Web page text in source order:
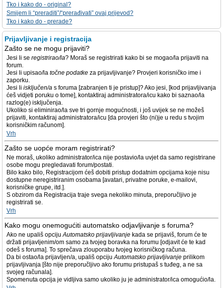
Tko i kako do - original?
Smijem li “preraditi”/“prerađivati” ovaj prijevod?
Tko i kako do - prerade?
Prijavljivanje i registracija
Zašto se ne mogu prijaviti?
Jesi li se registrirao/la? Moraš se registrirati kako bi se mogao/la prijaviti na
forum.
Jesi li upisao/la točne podatke za prijavljivanje? Provjeri korisničko ime i
zaporku.
Jesi li isključen/a s foruma [zabranjen ti je pristup]? Ako jesi, [kod prijavljivanja
ćeš vidjeti poruku o tome], kontaktiraj administratora/icu kako bi saznao/la
razlog(e) isključenja.
Ukoliko si eliminirao/la sve tri gornje mogućnosti, i još uvijek se ne možeš
prijaviti, kontaktiraj administratora/icu [da provjeri što (ni)je u redu s tvojim
korisničkim računom].
Vrh
Zašto se uopće moram registrirati?
Ne moraš, ukoliko administrator/ica nije postavio/la uvjet da samo registrirane
osobe mogu pregledavati forum/postati.
Bilo kako bilo, Registracijom ćeš dobiti pristup dodatnim opcijama koje nisu
dostupne neregistriranim osobama [avatari, privatne poruke, e-mailovi,
korisničke grupe, itd.].
S obzirom da Registracija traje svega nekoliko minuta, preporučljivo je
registrirati se.
Vrh
Kako mogu onemogućiti automatsko odjavljivanje s foruma?
Ako ne upališ opcijuAutomatsko prijavljivanje kada se prijaviš, forum će te
držati prijavljenim/om samo za tvojeg boravka na forumu [odjavit će te kad
odeš s foruma]. To sprečava zlouporabu tvojeg korisničkog računa.
Da bi ostao/la prijavljen/a, upališ opcijuAutomatsko prijavljivanje prilikom
prijavljivanja [što nije preporučljivo ako forumu pristupaš s tuđeg, a ne sa
svojeg računala].
Spomenuta opcija je vidljiva samo ukoliko ju je administrator/ica omogućio/la.